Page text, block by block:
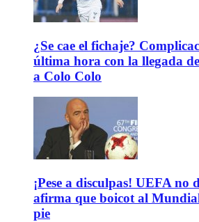
¿Se cae el fichaje?
última hora con la llegada
a Colo Colo
¡Pese a disculpas! UEFA no
afirma que boicot al
pie